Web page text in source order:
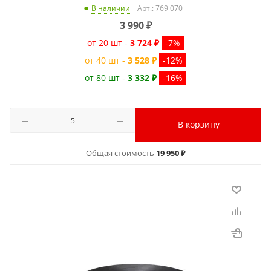
В наличии Арт.: 769 070
3 990₽
от 20 шт - 3 724 ₽ -7%
от 40 шт - 3 528 ₽ -12%
от 80 шт - 3 332 ₽ -16%
В корзину
Общая стоимость 19 950 ₽